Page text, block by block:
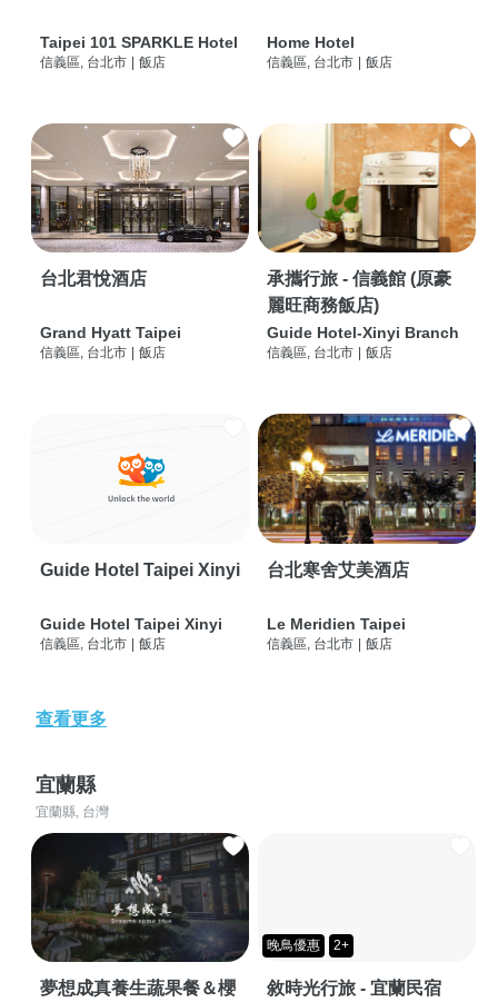
Taipei 101 SPARKLE Hotel
信義區, 台北市 飯店
Home Hotel
信義區, 台北市 飯店
台北君悅酒店
Grand Hyatt Taipei
信義區, 台北市 飯店
承攜行旅 - 信義館 (原豪
麗旺商務飯店)
Guide Hotel-Xinyi Branch
信義區, 台北市 飯店
Guide Hotel Taipei Xinyi
Guide Hotel Taipei Xinyi
信義區, 台北市 | 飯店
台北寒舍艾美酒店
Le Meridien Taipei
信義區, 台北市 | 飯店
查看更多
宜蘭縣
宜蘭縣, 台灣
夢想成真養生蔬果餐＆櫻
晚鳥優惠 2+
敘時光行旅 - 宜蘭民宿